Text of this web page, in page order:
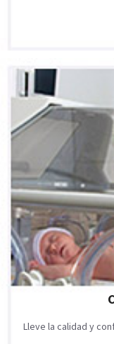
Lleve la calidad y